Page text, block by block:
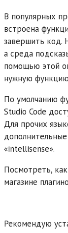
В популярных
встроена
завершить код.
а среда
помощью этой
нужную
По умолчанию
Studio Code
Для прочих
«intellisense».
Посмотреть,
магазине
Рекомендую